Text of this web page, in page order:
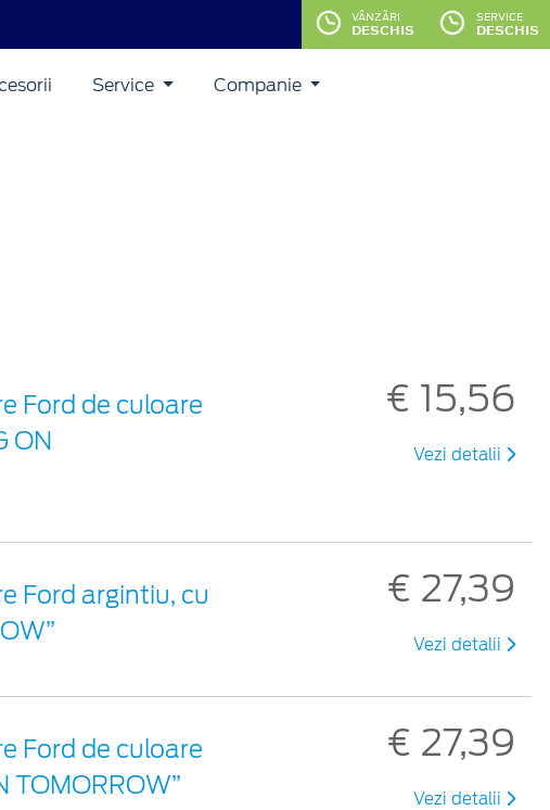
VÂNZĂRI
DESCHIS
SERVICE
DESCHIS
Service Companie
Ford de culoare
ON
€ 15,56
Vezi detalii
Ford argintiu, cu
€ 27,39
Vezi detalii
Ford de culoare
TOMORROW”
€ 27,39
Vezi detalii